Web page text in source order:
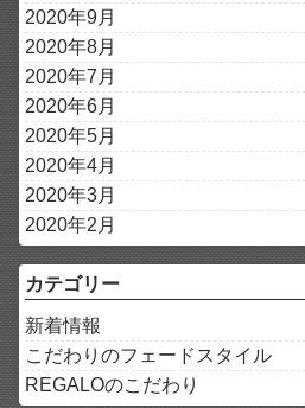
2020年9月
2020年8月
2020年7月
2020年6月
2020年5月
2020年4月
2020年3月
2020年2月
カテゴリー
新着情報
こだわりのフェードスタイル
REGALOのこだわり